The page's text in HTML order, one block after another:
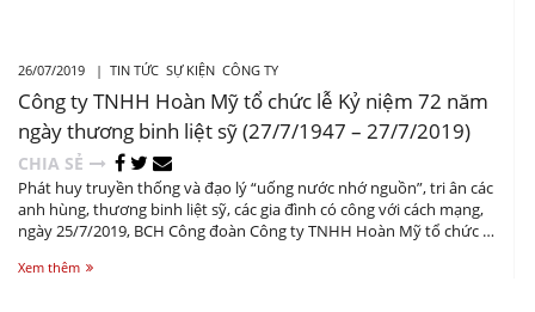
26/07/2019 | TIN TỨC SỰ KIỆN CÔNG TY
Công ty TNHH Hoàn Mỹ tổ chức lễ Kỷ niệm 72 năm
ngày thương binh liệt sỹ (27/7/1947 – 27/7/2019)
CHIA SẺ
Phát huy truyền thống và đạo lý “uống nước nhớ nguồn”, tri ân các
anh hùng, thương binh liệt sỹ, các gia đình có công với cách mạng,
ngày 25/7/2019, BCH Công đoàn Công ty TNHH Hoàn Mỹ tổ chức lễ
Xem thêm